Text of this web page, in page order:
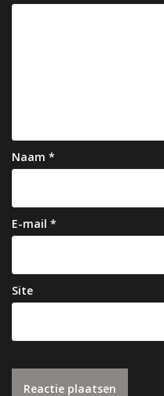
Naam *
E-mail *
Site